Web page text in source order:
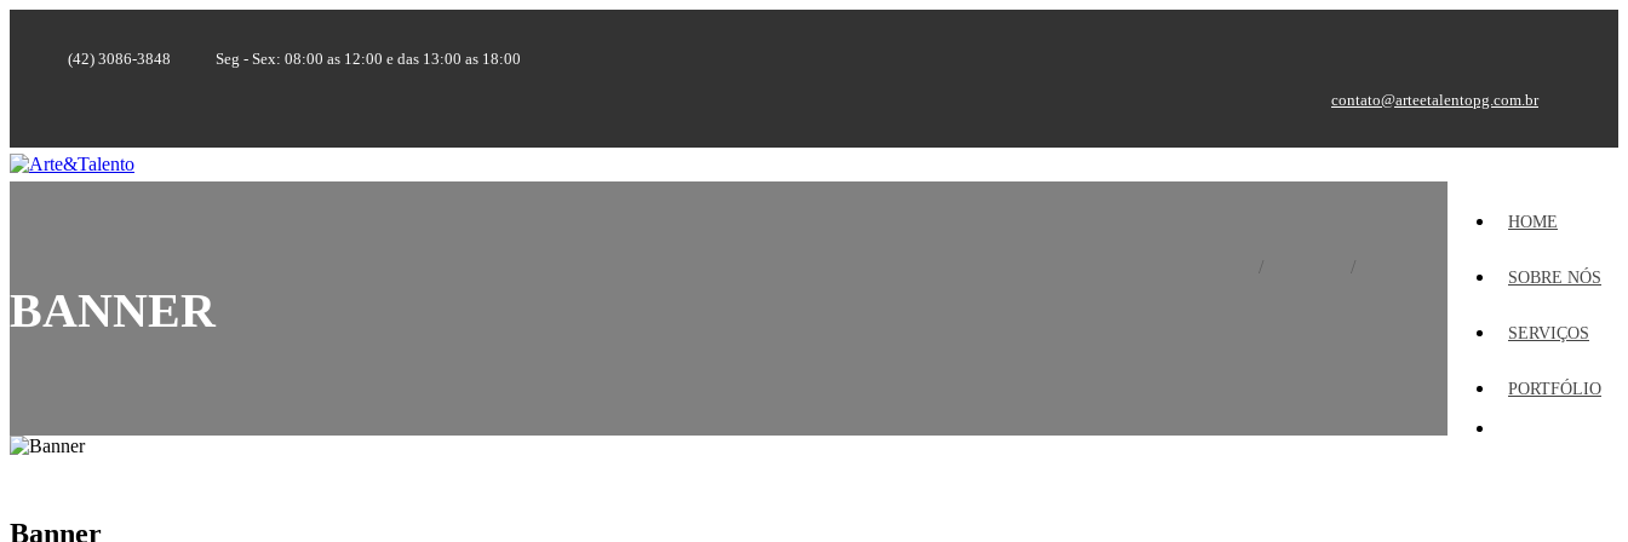
(42) 3086-3848 Seg - Sex: 08:00 as 12:00 e das 13:00 as 18:00
contato@arteetalentopg.com.br
HOME
SOBRE NÓS
SERVIÇOS
PORTFÓLIO
BANNER
Banner